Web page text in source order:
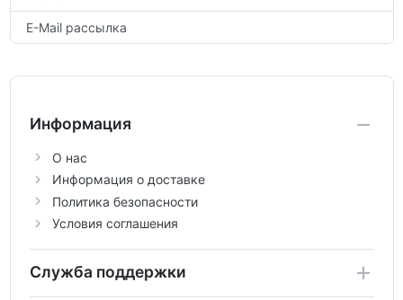
E-Mail рассылка
Информация
О нас
Информация о доставке
Политика безопасности
Условия соглашения
Служба поддержки